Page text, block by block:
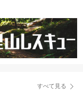
すべて見る